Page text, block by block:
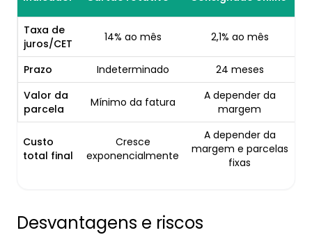
Taxa de
juros/CET
14% ao mês 2,1% ao mês
Prazo Indeterminado
24 meses
Valor da
parcela
Mínimo da fatura
A depender da
margem
Custo
total final
Cresce
exponencialmente
A depender da
margem e parcelas
fixas
Desvantagens e riscos